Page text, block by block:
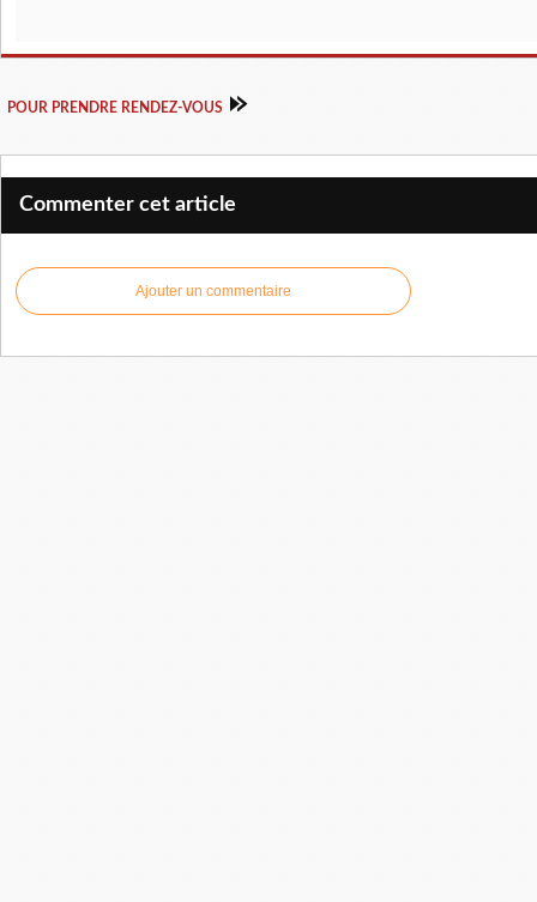
POUR PRENDRE RENDEZ-VOUS
Commenter cet article
Ajouter un commentaire